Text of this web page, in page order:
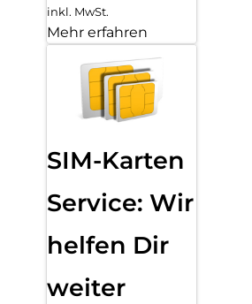
inkl. MwSt.
Mehr erfahren
SIM-Karten
Service: Wir
helfen Dir
weiter